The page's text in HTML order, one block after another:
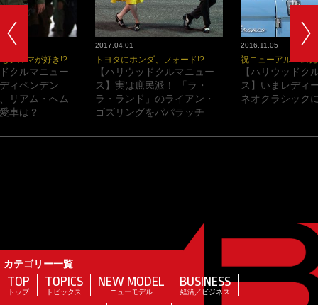
2017.04.01
トヨタにホンダ、フォード!?
【ハリウッドクルマニュー
ス】実は庶民派！ 「ラ・
ラ・ランド」のライアン・
ゴズリングをパパラッチ
2016.11.05
祝ニューアルバム
【ハリウッドク
ス】いまレディ
ネオクラシック
クルマが好き!?
クルマニュー
ィペンデン
リアム・へム
車は？
カテゴリー一覧
TOP
トップ
TOPICS
トピックス
NEW MODEL
ニューモデル
BUSINESS
経済／ビジネス